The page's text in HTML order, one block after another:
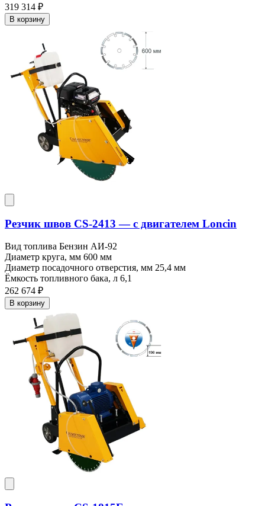
319 314 ₽
В корзину
Резчик швов CS-2413 — c двигателем Loncin
Вид топлива Бензин АИ-92
Диаметр круга, мм 600 мм
Диаметр посадочного отверстия, мм 25,4 мм
Ёмкость топливного бака, л 6,1
262 674 ₽
В корзину